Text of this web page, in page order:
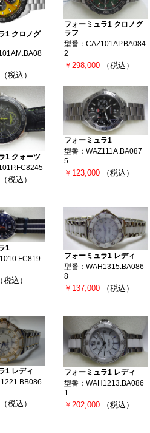
1 クロノグ
（税込）
フォーミュラ1 クロノグ
ラフ
型番：CAZ101AP.BA084
2
￥298,000 （税込）
1 クォーツ
（税込）
フォーミュラ1
型番：WAZ111A.BA087
5
￥123,000 （税込）
1
税込）
フォーミュラ1 レディ
型番：WAH1315.BA086
8
￥137,000 （税込）
1 レディ
（税込）
フォーミュラ1 レディ
型番：WAH1213.BA086
1
￥202,000 （税込）